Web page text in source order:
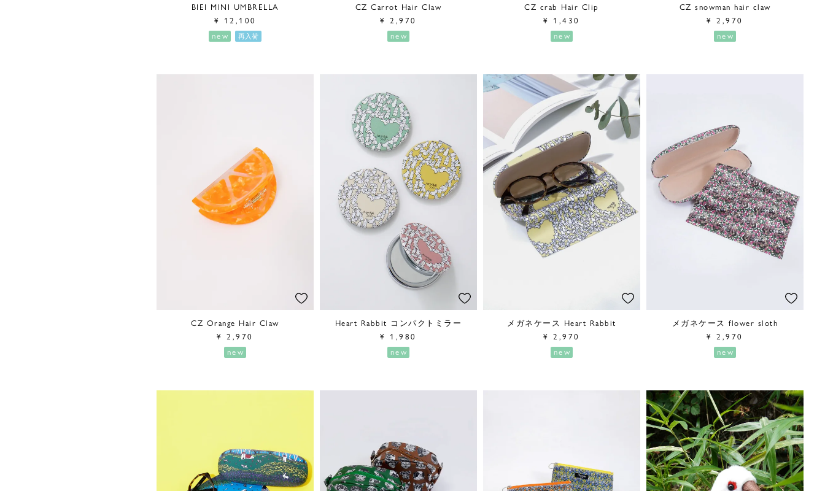
BIEI MINI UMBRELLA
¥ 12,100
new
再入荷
CZ Carrot Hair Claw
¥ 2,970
new
CZ crab Hair Clip
¥ 1,430
new
CZ snowman hair claw
¥ 2,970
new
CZ Orange Hair Claw
¥ 2,970
new
Heart Rabbit コンパクトミラー
¥ 1,980
new
メガネケース Heart Rabbit
¥ 2,970
new
メガネケース flower sloth
¥ 2,970
new